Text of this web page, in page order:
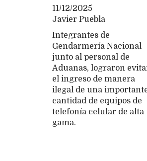
Javier Puebla
11/12/2025
Integrantes de
Gendarmería Nacional
junto al personal de
Aduanas, lograron
el ingreso de manera
ilegal de una
cantidad de equipos de
telefonía celular de alta
gama.